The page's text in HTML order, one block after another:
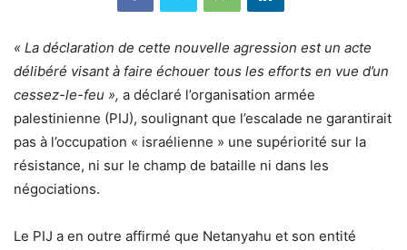
« La déclaration de cette nouvelle agression est un acte
délibéré visant à faire échouer tous les efforts en vue d’un
cessez-le-feu », a déclaré l’organisation armée
palestinienne (PIJ), soulignant que l’escalade ne garantirait
pas à l’occupation « israélienne » une supériorité sur la
résistance, ni sur le champ de bataille ni dans les
négociations.
Le PIJ a en outre affirmé que Netanyahu et son entité